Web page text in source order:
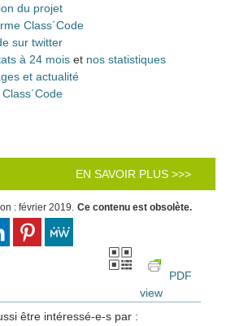
du projet
Class´Code
sur twitter
à 24 mois et nos statistiques
et actualité
EN SAVOIR PLUS >>>
: février 2019. Ce contenu est obsolète.
PDF
view
être intéressé-e-s par :